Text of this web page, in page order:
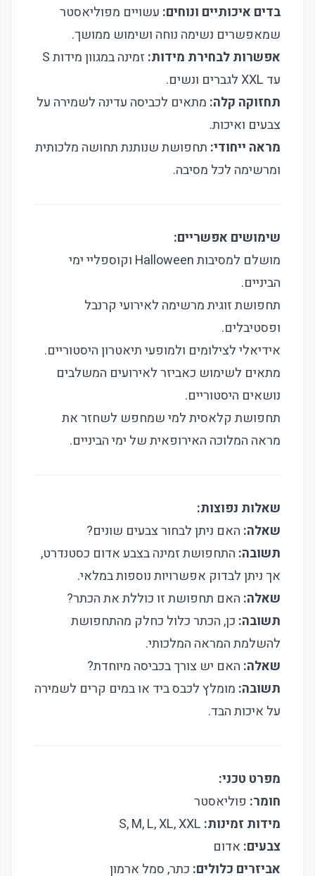
בדים איכותיים ונוחים: עשויים מפוליאסטר
שמאפשרים נשימה נוחה ושימוש ממושך.
אפשרות לבחירת מידות:
זמינה במגוון מידות S
עד XXL לגברים ונשים.
תחזוקה קלה: מתאים לכביסה עדינה לשמירה על
צבעים ואיכות.
מראה ייחודי: תחפושת שנותנת תחושה מלכותית
ומרשימה לכל מסיבה.
שימושים אפשריים:
מושלם למסיבות Halloween וקוספליי ימי
הביניים.
תחפושת זוגית מרשימה לאירועי קרנבל
ופסטיבלים.
אידיאלי לצילומים ולמופעי תיאטרון היסטוריים.
מתאים לשימוש כאביזר לאירועים המשלבים
נושאים היסטוריים.
תחפושת קלאסית למי שמחפש לשחזר את
מראה המלוכה האירופאית של ימי הביניים.
שאלות נפוצות:
שאלה: האם ניתן לבחור צבעים שונים?
תשובה: התחפושת זמינה בצבע אדום כסטנדרט,
אך ניתן לבדוק אפשרויות נוספות במלאי.
שאלה: האם תחפושת זו כוללת את הכתר?
תשובה: כן, הכתר כלול כחלק מהתחפושת
להשלמת המראה המלכותי.
שאלה: האם יש צורך בכביסה מיוחדת?
תשובה: מומלץ לכבס ביד או במים קרים לשמירה
על איכות הבד.
מפרט טכני:
חומר: פוליאסטר
מידות זמינות:
צבעים: אדום
אביזרים כלולים: כתר, סמל ארמון